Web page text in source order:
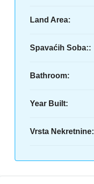
Land Area:
Spavaćih Soba::
Bathroom:
Year Built:
Vrsta Nekretnine: